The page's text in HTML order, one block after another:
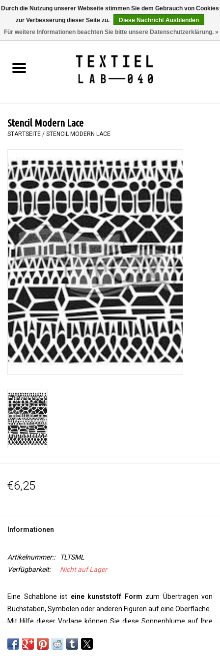
0 Artikel - €0,00
BÜCHER
MALEN
WORKSHOPS
SPECIALS
WERKZEUGE
Stencil Modern Lace
STARTSEITE / STENCIL MODERN LACE
€6,25
Informationen
Artikelnummer::
TLTSML
Verfügbarkeit:
Nicht auf Lager
Eine Schablone ist eine kunststoff Form zum Übertragen von
Buchstaben, Symbolen oder anderen Figuren auf eine Oberfläche.
Mit Hilfe dieser Vorlage können Sie diese Sonnenblume auf Ihre
Verwenden Sie Paintstiks mit einem Schablonenpinsel und
Durch die Nutzung unserer Webseite stimmen Sie dem Gebrauch von Cookies
zur Verbesserung dieser Seite zu.
Diese Nachricht Ausblenden
Für weitere Informationen beachten Sie bitte unsere Datenschutzerklärung. »